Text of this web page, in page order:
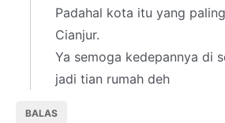
Padahal kota itu yang
Cianjur.
Ya semoga kedepannya di
jadi tian rumah deh
BALAS